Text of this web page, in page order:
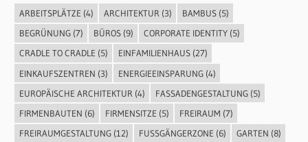
ARBEITSPLÄTZE (4) ARCHITEKTUR (3) BAMBUS(5)
BEGRÜNUNG(7) BÜROS(9) CORPORATE IDENTITY(5)
CRADLE TO CRADLE (5) EINFAMILIENHAUS(27)
EINKAUFSZENTREN (3) ENERGIEEINSPARUNG(4)
EUROPÄISCHE ARCHITEKTUR (4) FASSADENGESTALTUNG(5)
FIRMENBAUTEN (6) FIRMENSITZE (5) FREIRAUM (7)
FREIRAUMGESTALTUNG(12) FUSSGÄNGERZONE (6) GARTEN (8)